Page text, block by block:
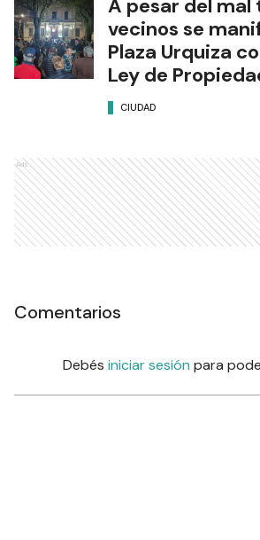
A pesar del mal
vecinos se
Plaza Urquiza
Ley de
CIUDAD
Ads
Comentarios
Debés iniciar sesión para